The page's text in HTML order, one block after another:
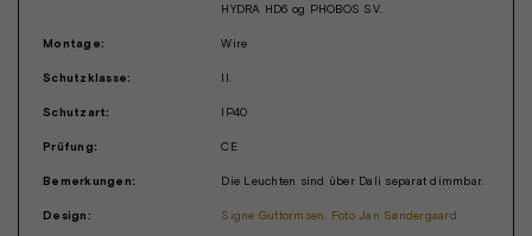
HYDRA HD6 og PHOBOS SV.
Montage: Wire
Schutzklasse: II.
Schutzart: IP40
Prüfung: CE
Bemerkungen: Die Leuchten sind über Dali separat dimmbar.
Design: Signe Guttormsen. Foto Jan Søndergaard